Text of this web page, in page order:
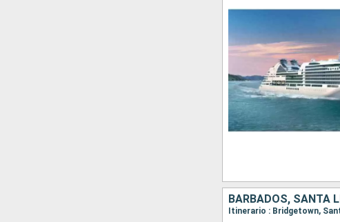
BARBADOS, SANTA
Itinerario : Bridgetown,